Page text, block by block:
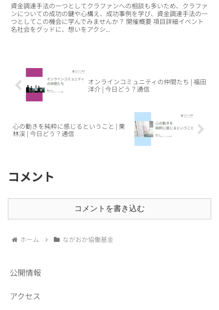
資金調達手法の一つとしてクラファンへの相談も多いため、クラファ
ンについての成功の鍵や心構え、成功事例を学び、資金調達手法の一
つとしてこの機会に学んでみませんか？ 開催概要 項目詳細イベント
名社会をグッドに、想いをアクシ...
オンラインコミュニティの仲間たち | 福田
洋介 | 今日どう？通信
心の動きを純粋に感じるということ | 栗
林渓 | 今日どう？通信
コメント
コメントを書き込む
ホーム ながおか協働基金
公開情報
アクセス